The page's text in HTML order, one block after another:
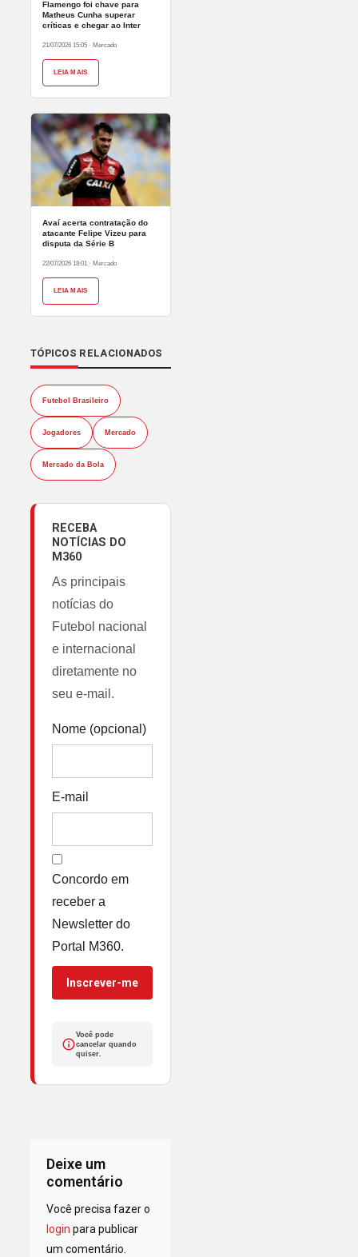
Flamengo foi chave para
Matheus Cunha superar
críticas e chegar ao Inter
21/07/2026 15:05 · Mercado
LEIA MAIS
Avaí acerta contratação do
atacante Felipe Vizeu para
disputa da Série B
22/07/2026 18:01 · Mercado
LEIA MAIS
TÓPICOS RELACIONADOS
Futebol Brasileiro
Jogadores Mercado
Mercado da Bola
RECEBA
NOTÍCIAS DO
M360
As principais
notícias do
Futebol nacional
e internacional
diretamente no
seu e-mail.
Nome (opcional)
E-mail
Concordo em
receber a
Newsletter do
Portal M360.
Inscrever-me
Você pode
cancelar quando
quiser.
Deixe um
comentário
Você precisa fazer o
login para publicar
um comentário.